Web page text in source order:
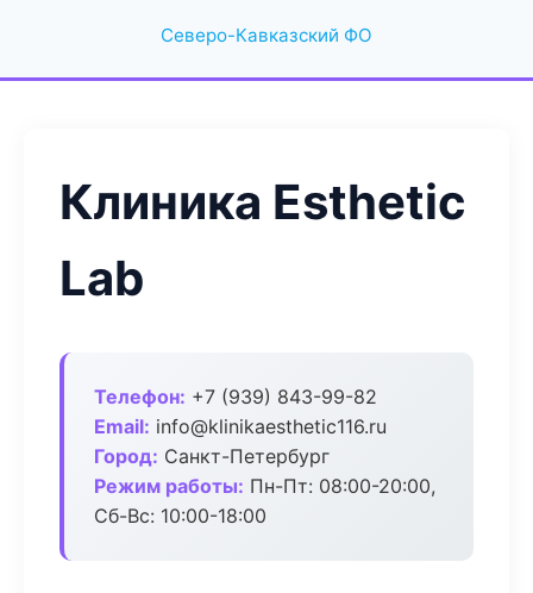
Северо-Кавказский ФО
Клиника Esthetic
Lab
Телефон: +7 (939) 843-99-82
Email: info@klinikaesthetic116.ru
Город: Санкт-Петербург
Режим работы: Пн-Пт: 08:00-20:00,
Сб-Вс: 10:00-18:00